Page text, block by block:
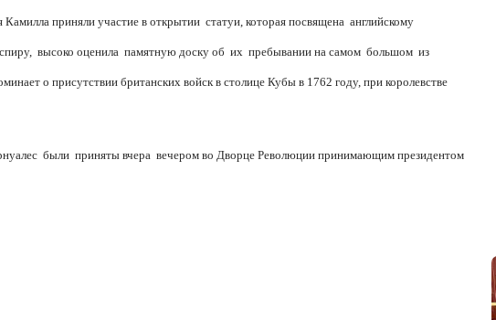
Камилла приняли участие в открытии статуи, которая посвящена английскому
высоко оценила памятную доску об их пребывании на самом большом из
о присутствии британских войск в столице Кубы в 1762 году, при королевстве
были приняты вчера вечером во Дворце Революции принимающим президентом